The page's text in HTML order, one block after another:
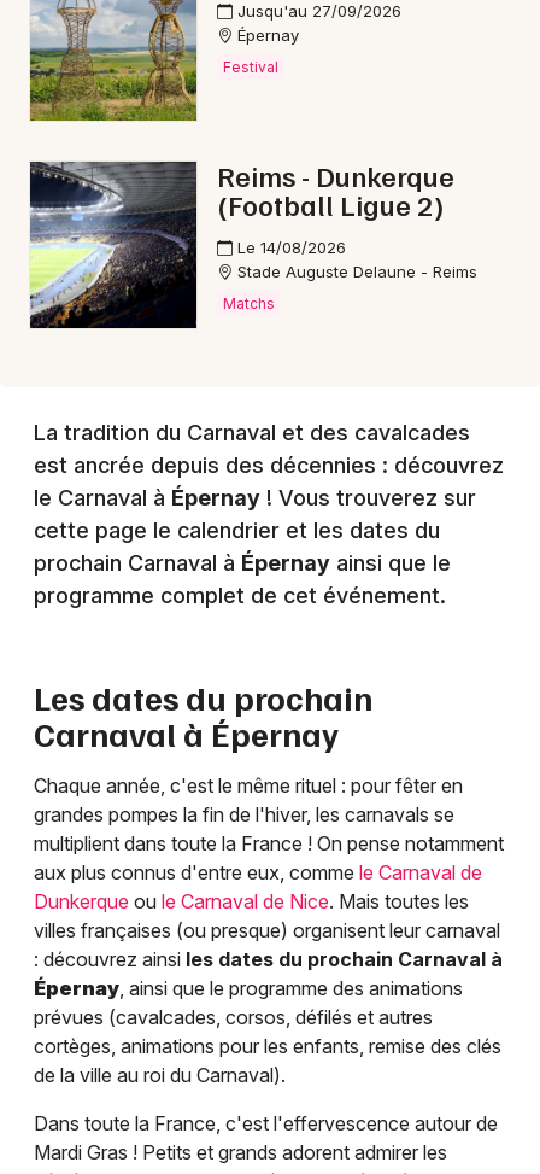
51 - Marne
Choisir mes départements
Mon email
Jusqu'au 27/09/2026
Épernay
Festival
Reims - Dunkerque
(Football Ligue 2)
Le 14/08/2026
Stade Auguste Delaune - Reims
Matchs
La tradition du Carnaval et des cavalcades
est ancrée depuis des décennies : découvrez
le Carnaval à Épernay ! Vous trouverez sur
cette page le calendrier et les dates du
prochain Carnaval à Épernay ainsi que le
programme complet de cet événement.
Les dates du prochain
Carnaval à Épernay
Chaque année, c'est le même rituel : pour fêter en
grandes pompes la fin de l'hiver, les carnavals se
multiplient dans toute la France ! On pense notamment
aux plus connus d'entre eux, comme le Carnaval de
Dunkerque ou le Carnaval de Nice. Mais toutes les
villes françaises (ou presque) organisent leur carnaval
: découvrez ainsi les dates du prochain Carnaval à
Épernay, ainsi que le programme des animations
prévues (cavalcades, corsos, défilés et autres
cortèges, animations pour les enfants, remise des clés
de la ville au roi du Carnaval).
Dans toute la France, c'est l'effervescence autour de
Mardi Gras ! Petits et grands adorent admirer les